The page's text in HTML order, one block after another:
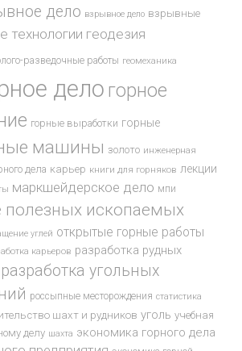
дело взрывное дело взрывные
технологии геодезия
разведочные работы геомеханика
дело горное
горные выработки горные
машины золото инженерная
дела карьер книги для горняков лекции
маркшейдерское дело мпи
полезных ископаемых
углей открытые горные работы
карьеров разработка рудных
разработка угольных
россыпные месторождения статистика
шахт и рудников уголь учебная
делу шахта экономика горного дела